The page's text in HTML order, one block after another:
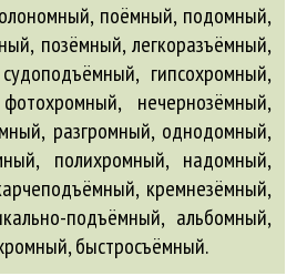
поёмный, подомный,
позёмный, легкоразъёмный,
гипсохромный,
нечернозёмный,
разгромный, однодомный,
полихромный, надомный,
кремнезёмный,
подъёмный, альбомный,
,быстросъёмный.